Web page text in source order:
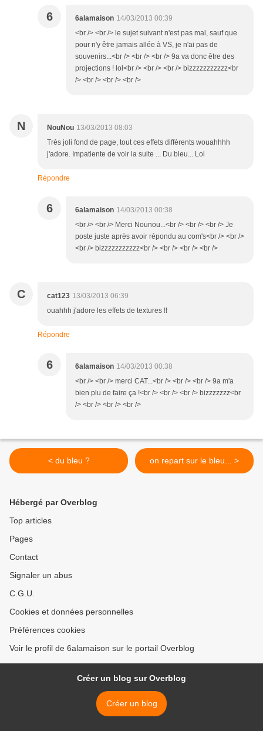
6 6alamaison 14/03/2013 00:39
<br /> <br /> le sujet suivant n'est pas mal, sauf que
pour n'y être jamais allée à VS, je n'ai pas de
souvenirs...<br /> <br /> <br /> 9a va donc être des
projections ! lol<br /> <br /> <br /> bizzzzzzzzzzz<br
/> <br /> <br /> <br />
N NouNou 13/03/2013 08:03
Très joli fond de page, tout ces effets différents wouahhhh
j'adore. Impatiente de voir la suite ... Du bleu... Lol
Répondre
6 6alamaison 14/03/2013 00:38
<br /> <br /> Merci Nounou...<br /> <br /> <br /> Je
poste juste après avoir répondu au com's<br /> <br />
<br /> bizzzzzzzzzzz<br /> <br /> <br /> <br />
C cat123 13/03/2013 06:39
ouahhh j'adore les effets de textures !!
Répondre
6 6alamaison 14/03/2013 00:38
<br /> <br /> merci CAT...<br /> <br /> <br /> 9a m'a
bien plu de faire ça !<br /> <br /> <br /> bizzzzzzz<br
/> <br /> <br /> <br />
< du bleu ? on repart sur le bleu... >
Hébergé par Overblog
Top articles
Pages
Contact
Signaler un abus
C.G.U.
Cookies et données personnelles
Préférences cookies
Voir le profil de 6alamaison sur le portail Overblog
Créer un blog sur Overblog
Créer un blog